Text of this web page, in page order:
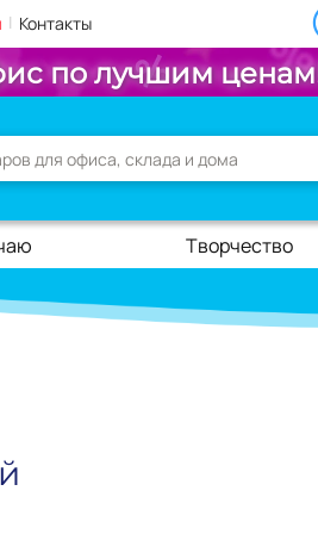
| Контакты
по лучшим
Творчество